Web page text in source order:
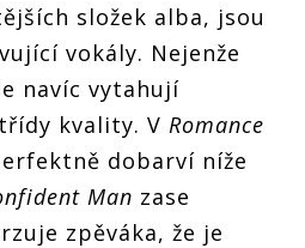
složek alba, jsou
vokály. Nejenže
navíc vytahují
kvality. V Romance
dobarví níže
Man zase
zpěváka, že je